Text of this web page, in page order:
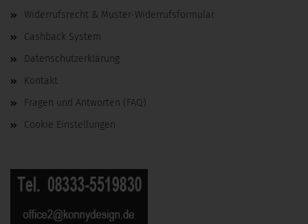
Widerrufsrecht & Muster-Widerrufsformular
Cashback System
Datenschutzerklärung
Kontakt
Fragen und Antworten (FAQ)
Cookie Einstellungen